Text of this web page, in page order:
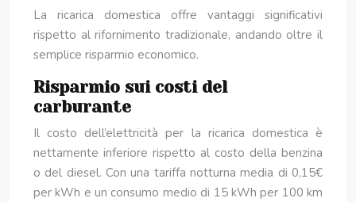
La ricarica domestica offre vantaggi significativi
rispetto al rifornimento tradizionale, andando oltre il
semplice risparmio economico.
Risparmio sui costi del
carburante
Il costo dell’elettricità per la ricarica domestica è
nettamente inferiore rispetto al costo della benzina
o del diesel. Con una tariffa notturna media di 0,15€
per kWh e un consumo medio di 15 kWh per 100 km